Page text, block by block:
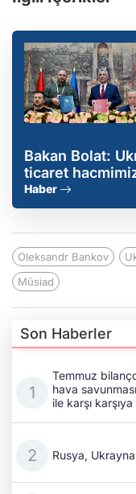
Bakan Bolat:
ticaret
sağlayacak
Haber
Oleksandr Bankov
Müsiad
Son Haberler
Temmuz
hava
ile karşı karşıya
Rusya,